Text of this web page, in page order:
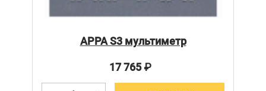
APPA S3 мультиметр
17 765₽